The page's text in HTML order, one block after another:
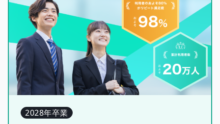
2028年卒業